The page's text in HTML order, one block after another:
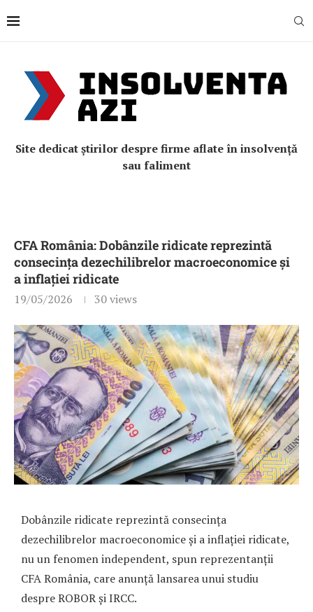
Site dedicat știrilor despre firme aflate în insolvență
sau faliment
CFA România: Dobânzile ridicate reprezintă
consecința dezechilibrelor macroeconomice și
a inflației ridicate
19/05/2026 30views
Dobânzile ridicate reprezintă consecința
dezechilibrelor macroeconomice și a inflației ridicate,
nu un fenomen independent, spun reprezentanții
CFA România, care anunță lansarea unui studiu
despre ROBOR și IRCC.